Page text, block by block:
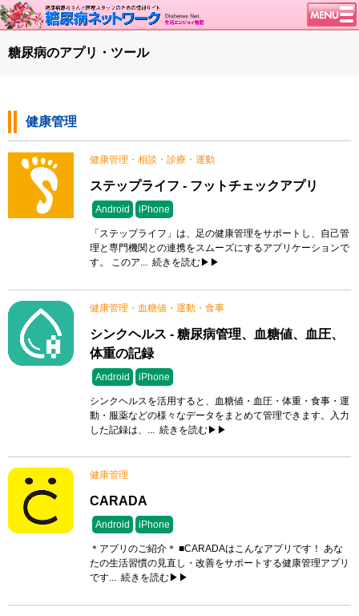
トップページ
談話室BBS
糖尿病のきほん
特集・連載
腎臓の健康道
インスリンポンプ
特集・連載 一覧へ
1型ライフ
糖尿病のアプリ・ツール
健康管理
健康管理・相談・診療・運動
ステップライフ - フットチェックアプリ
Android iPhone
「ステップライフ」は、足の健康管理をサポートし、自己管
理と専門機関との連携をスムーズにするアプリケーションで
す。 このア... 続きを読む▶▶
健康管理・血糖値・運動・食事
シンクヘルス - 糖尿病管理、血糖値、血圧、
体重の記録
Android iPhone
シンクヘルスを活用すると、血糖値・血圧・体重・食事・運
動・服薬などの様々なデータをまとめて管理できます。入力
した記録は、... 続きを読む▶▶
健康管理
CARADA
Android iPhone
＊アプリのご紹介＊ ■CARADAはこんなアプリです！ あな
たの生活習慣の見直し・改善をサポートする健康管理アプリ
です... 続きを読む▶▶